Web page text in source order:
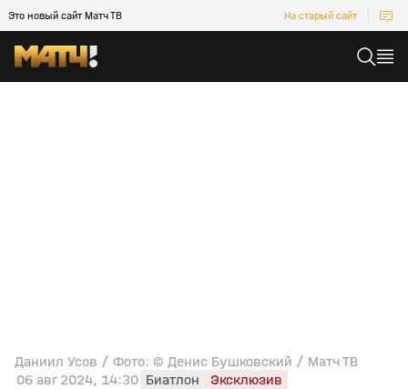
Это новый сайт Матч ТВ На старый сайт
Даниил Усов / Фото: © Денис Бушковский / Матч ТВ
06 авг 2024, 14:30 Биатлон
Эксклюзив